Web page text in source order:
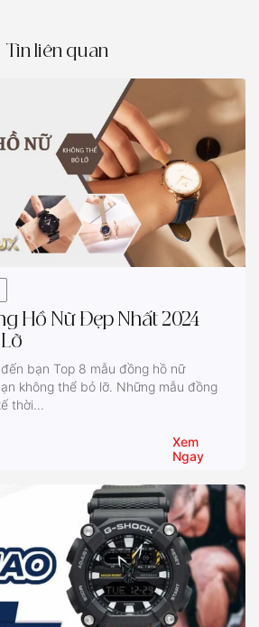
Tin liên quan
Hồ Nữ Đẹp Nhất 2024
bạn Top 8 mẫu đồng hồ nữ
không thể bỏ lỡ. Những mẫu đồng
thời...
Xem
Ngay